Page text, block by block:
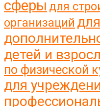
сферы для
организаций
детей и
по физической
для